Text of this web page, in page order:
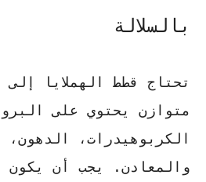
بالسلالة
تحتاج قطط الهملايا
متوازن يحتوي على
الكربوهيدرات، الدهون،
والمعادن. يجب أن يكون